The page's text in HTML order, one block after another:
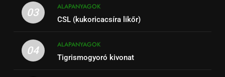
03
ALAPANYAGOK
CSL (kukoricacsíra likőr)
04
ALAPANYAGOK
Tigrismogyoró kivonat